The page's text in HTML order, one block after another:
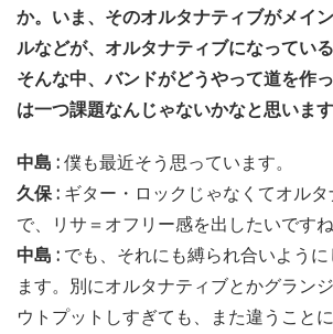
か。いま、そのオルタナティブがメイ
ルなどが、オルタナティブになってい
そんな中、バンドがどうやって道を作
は一つ課題なんじゃないかなと思います
中島 :僕も最近そう思っています。
久保 : ギター・ロックじゃなくてオル
で、リサ＝オフリー感を出したいですね
中島 : でも、それにも縛られ合いよう
ます。別にオルタナティブとかグラン
ウトプットしすぎても、また違うこと